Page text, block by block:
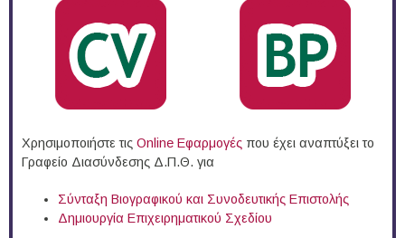
Χρησιμοποιήστε τις Online Eφαρμογές που έχει αναπτύξει το
Γραφείο Διασύνδεσης Δ.Π.Θ. για
Σύνταξη Βιογραφικού και Συνοδευτικής Επιστολής
Δημιουργία Επιχειρηματικού Σχεδίου